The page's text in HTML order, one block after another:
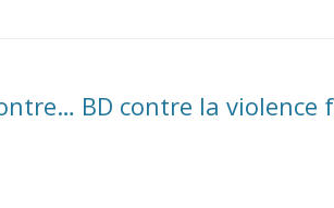
BD contre la violence